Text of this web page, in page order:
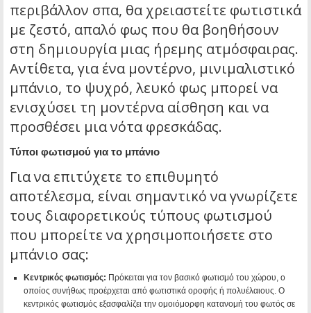
περιβάλλον σπα, θα χρειαστείτε φωτιστικά
με ζεστό, απαλό φως που θα βοηθήσουν
στη δημιουργία μιας ήρεμης ατμόσφαιρας.
Αντίθετα, για ένα μοντέρνο, μινιμαλιστικό
μπάνιο, το ψυχρό, λευκό φως μπορεί να
ενισχύσει τη μοντέρνα αίσθηση και να
προσθέσει μια νότα φρεσκάδας.
Τύποι φωτισμού για το μπάνιο
Για να επιτύχετε το επιθυμητό
αποτέλεσμα, είναι σημαντικό να γνωρίζετε
τους διαφορετικούς τύπους φωτισμού
που μπορείτε να χρησιμοποιήσετε στο
μπάνιο σας:
Κεντρικός φωτισμός: Πρόκειται για τον βασικό φωτισμό του χώρου, ο
οποίος συνήθως προέρχεται από φωτιστικά οροφής ή πολυέλαιους. Ο
κεντρικός φωτισμός εξασφαλίζει την ομοιόμορφη κατανομή του φωτός σε